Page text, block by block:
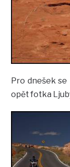
Pro dnešek se
opět fotka